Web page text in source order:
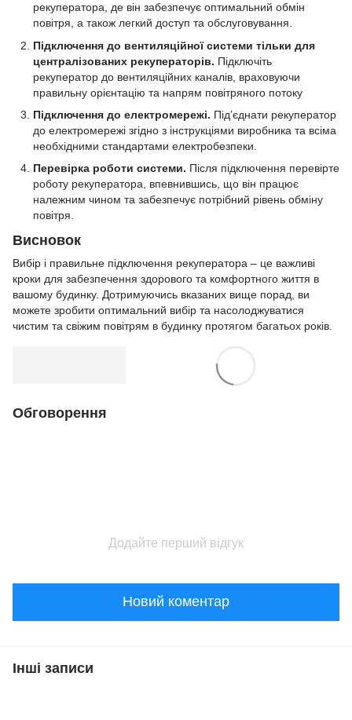
рекуператора, де він забезпечує оптимальний обмін
повітря, а також легкий доступ та обслуговування.
Підключення до вентиляційної системи тільки для
централізованих рекуператорів. Підключіть
рекуператор до вентиляційних каналів, враховуючи
правильну орієнтацію та напрям повітряного потоку
Підключення до електромережі. Під’єднати рекуператор
до електромережі згідно з інструкціями виробника та всіма
необхідними стандартами електробезпеки.
Перевірка роботи системи. Після підключення перевірте
роботу рекуператора, впевнившись, що він працює
належним чином та забезпечує потрібний рівень обміну
повітря.
Висновок
Вибір і правильне підключення рекуператора – це важливі
кроки для забезпечення здорового та комфортного життя в
вашому будинку. Дотримуючись вказаних вище порад, ви
можете зробити оптимальний вибір та насолоджуватися
чистим та свіжим повітрям в будинку протягом багатьох років.
Обговорення
Додайте перший відгук
Новий коментар
Інші записи